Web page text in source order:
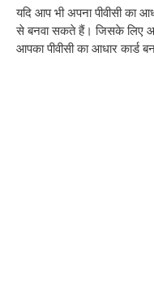
यदि आप भी अपना पीवीसी का
से बनवा सकते हैं। जिसके लिए
आपका पीवीसी का आधार कार्ड